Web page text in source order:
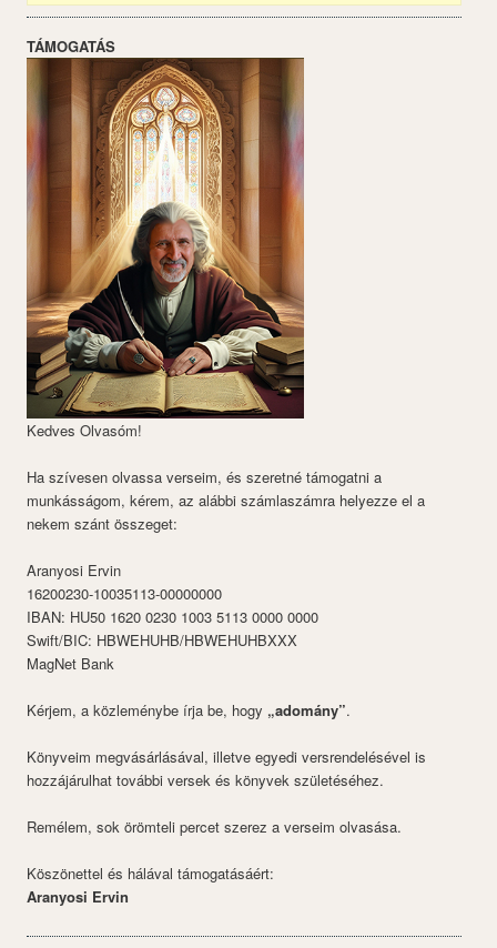
TÁMOGATÁS
Kedves Olvasóm!
Ha szívesen olvassa verseim, és szeretné támogatni a
munkásságom, kérem, az alábbi számlaszámra helyezze el a
nekem szánt összeget:
Aranyosi Ervin
16200230-10035113-00000000
IBAN: HU50 1620 0230 1003 5113 0000 0000
Swift/BIC: HBWEHUHB/HBWEHUHBXXX
MagNet Bank
Kérjem, a közleménybe írja be, hogy „adomány”.
Könyveim megvásárlásával, illetve egyedi versrendelésével is
hozzájárulhat további versek és könyvek születéséhez.
Remélem, sok örömteli percet szerez a verseim olvasása.
Köszönettel és hálával támogatásáért:
Aranyosi Ervin